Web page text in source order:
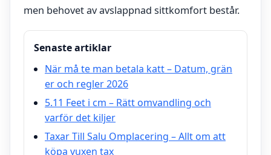
men behovet av avslappnad sittkomfort består.
Senaste artiklar
När må te man betala katt – Datum, grän
er och regler 2026
5.11 Feet i cm – Rätt omvandling och
varför det kiljer
Taxar Till Salu Omplacering – Allt om att
köpa vuxen tax